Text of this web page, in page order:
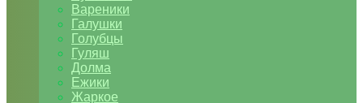
Вареники
Галушки
Голубцы
Гуляш
Долма
Ежики
Жаркое